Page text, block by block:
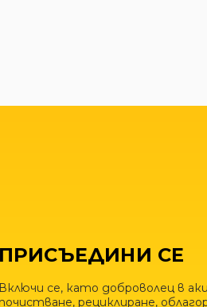
ПРИСЪЕДИНИ СЕ
Включи се, като доброволец в
почистване, рециклиране,